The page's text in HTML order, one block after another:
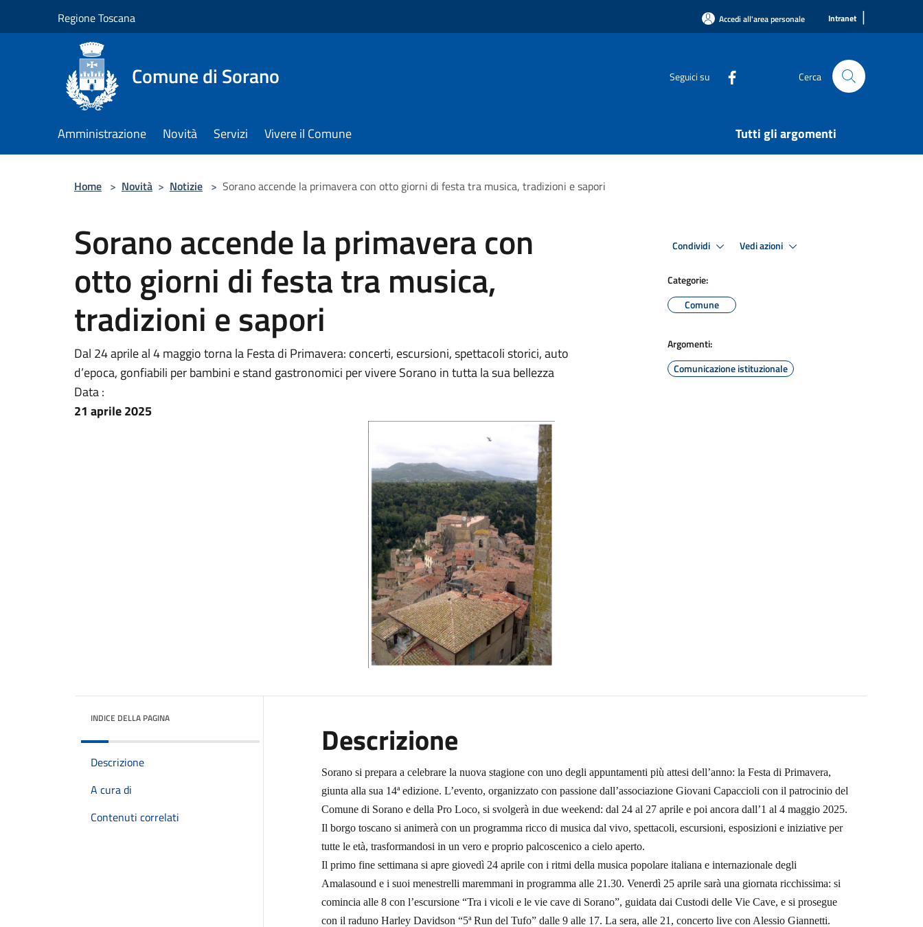
Regione Toscana Accedi all'area personale Intranet |
Comune di Sorano Seguici su Cerca
Amministrazione Novità Servizi Vivere il Comune Tutti gli argomenti
Home > Novità > Notizie > Sorano accende la primavera con otto giorni di festa tra musica, tradizioni e sapori
Sorano accende la primavera con
otto giorni di festa tra musica,
tradizioni e sapori
Dal 24 aprile al 4 maggio torna la Festa di Primavera: concerti, escursioni, spettacoli storici, auto
d’epoca, gonfiabili per bambini e stand gastronomici per vivere Sorano in tutta la sua bellezza
Data :
21 aprile 2025
Condividi Vedi azioni
Categorie:
Comune
Argomenti:
Comunicazione istituzionale
INDICE DELLA PAGINA
Descrizione
A cura di
Contenuti correlati
Descrizione
Sorano si prepara a celebrare la nuova stagione con uno degli appuntamenti più attesi dell’anno: la Festa di Primavera,
giunta alla sua 14ª edizione. L’evento, organizzato con passione dall’associazione Giovani Capaccioli con il patrocinio del
Comune di Sorano e della Pro Loco, si svolgerà in due weekend: dal 24 al 27 aprile e poi ancora dall’1 al 4 maggio 2025.
Il borgo toscano si animerà con un programma ricco di musica dal vivo, spettacoli, escursioni, esposizioni e iniziative per
tutte le età, trasformandosi in un vero e proprio palcoscenico a cielo aperto.
Il primo fine settimana si apre giovedì 24 aprile con i ritmi della musica popolare italiana e internazionale degli
Amalasound e i suoi menestrelli maremmani in programma alle 21.30. Venerdì 25 aprile sarà una giornata ricchissima: si
comincia alle 8 con l’escursione “Tra i vicoli e le vie cave di Sorano”, guidata dai Custodi delle Vie Cave, e si prosegue
con il raduno Harley Davidson “5ª Run del Tufo” dalle 9 alle 17. La sera, alle 21, concerto live con Alessio Giannetti.